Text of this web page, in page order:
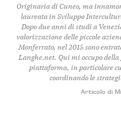
Originaria di Cuneo, ma
laureata in Sviluppo
Dopo due anni di studi a
valorizzazione delle piccole
Monferrato, nel 2015 sono
Langhe.net. Qui mi occupo
piattaforma, in particolare
coordinando le
Articolo di